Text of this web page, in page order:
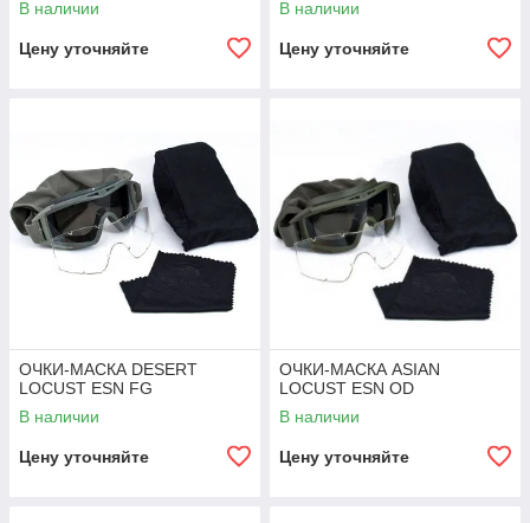
В наличии
Цену уточняйте
В наличии
Цену уточняйте
ОЧКИ-МАСКА DESERT
LOCUST ESN FG
В наличии
Цену уточняйте
ОЧКИ-МАСКА ASIAN
LOCUST ESN OD
В наличии
Цену уточняйте